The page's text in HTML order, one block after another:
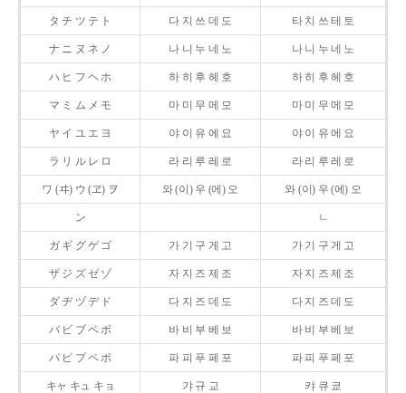
タ チ ツ テ ト 다 지 쓰 데 도 타 치 쓰 테 토
ナ ニ ヌ ネ ノ 나 니 누 네 노 나 니 누 네 노
ハ ヒ フ ヘ ホ 하 히 후 헤 호 하 히 후 헤 호
マ ミ ム メ モ 마 미 무 메 모 마 미 무 메 모
ヤ イ ユ エ ヨ 야 이 유 에 요 야 이 유 에 요
ラ リ ル レ ロ 라 리 루 레 로 라 리 루 레 로
ワ (ヰ) ウ (ヱ) ヲ 와 (이) 우 (에) 오 와 (이) 우 (에) 오
ン ㄴ
ガ ギ グ ゲ ゴ 가 기 구 게 고 가 기 구 게 고
ザ ジ ズ ゼ ゾ 자 지 즈 제 조 자 지 즈 제 조
ダ ヂ ヅ デ ド 다 지 즈 데 도 다 지 즈 데 도
バ ビ ブ ベ ボ 바 비 부 베 보 바 비 부 베 보
パ ピ プ ペ ポ 파 피 푸 페 포 파 피 푸 페 포
キャ キュ キョ 갸 규 교 캬 큐 쿄